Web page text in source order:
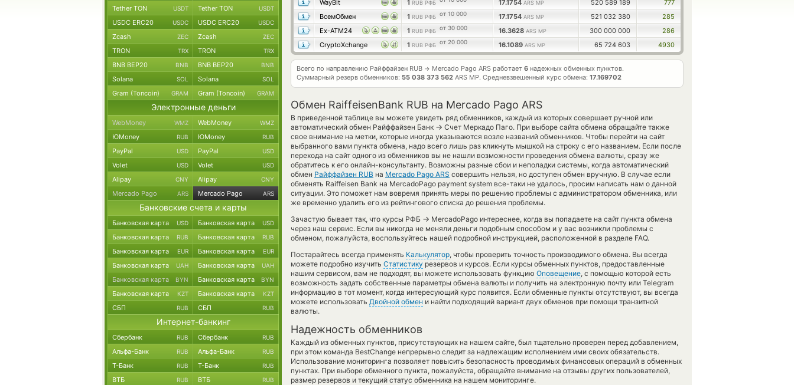
WayBit
1 RUB РФБ 17.1754 ARS MP 520 589 189
777
ВсемОбмен
1 RUB РФБ от 10 000 17.1754 ARS MP 521 032 380
285
Ex-ATM24
1 RUB РФБ от 30 000 16.3628 ARS MP 300 000 000
286
CryptoXchange
1 RUB РФБ от 20 000 16.1089 ARS MP 65 724 603 4930
Всего по направлению Райффайзен RUB → Mercado Pago ARS работает 6 надежных обменных пунктов.
Суммарный резерв обменников: 55 038 373 562 ARS MP. Средневзвешенный курс обмена: 17.169702
Обмен RaiffeisenBank RUB на Mercado Pago ARS
В приведенной таблице вы можете увидеть ряд обменников, каждый из которых совершает ручной или
автоматический обмен Райффайзен Банк → Счет Меркадо Паго. При выборе сайта обмена обращайте также
свое внимание на метки, которые иногда указываются возле названий обменников. Чтобы перейти на сайт
выбранного вами пункта обмена, надо всего лишь раз кликнуть мышкой на строку с его названием. Если после
перехода на сайт одного из обменников вы не нашли возможности проведения обмена валюты, сразу же
обратитесь к его онлайн-консультанту. Возможны разные сбои и неполадки системы, когда автоматический
обмен Райффайзен RUB на Mercado Pago ARS совершить нельзя, но доступен обмен вручную. В случае если
обменять Raiffeisen Bank на MercadoPago payment system все-таки не удалось, просим написать нам о данной
ситуации. Это поможет нам вовремя принять меры по решению проблемы с администратором обменника, или
же временно удалить его из рейтингового списка до решения проблемы.
Зачастую бывает так, что курсы РФБ → MercadoPago интереснее, когда вы попадаете на сайт пункта обмена
через наш сервис. Если вы никогда не меняли деньги подобным способом и у вас возникли проблемы с
обменом, пожалуйста, воспользуйтесь нашей подробной инструкцией, расположенной в разделе FAQ.
Постарайтесь всегда применять Калькулятор, чтобы проверить точность производимого обмена. Вы всегда
можете подробно изучить Статистику резервов и курсов. Если курсы обменных пунктов, предоставленные
нашим сервисом, вам не подходят, вы можете использовать функцию Оповещение, с помощью которой есть
возможность задать собственные параметры обмена валюты и получить на электронную почту или Telegram
информацию в тот момент, когда интересующий курс появится. Если обменные пункты отсутствуют, вы всегда
можете использовать Двойной обмен и найти подходящий вариант двух обменов при помощи транзитной
валюты.
Надежность обменников
Каждый из обменных пунктов, присутствующих на нашем сайте, был тщательно проверен перед добавлением,
при этом команда BestChange непрерывно следит за надлежащим исполнением ими своих обязательств.
Использование мониторинга позволяет повысить безопасность проводимых финансовых операций в обменных
пунктах. При выборе обменного пункта, пожалуйста, обращайте внимание на отзывы других пользователей,
размер резервов и текущий статус обменника на нашем мониторинге.
Tether TON USDT Tether TON USDT
USDC ERC20 USDC USDC ERC20 USDC
Zcash ZEC Zcash ZEC
TRON TRX TRON TRX
BNB BEP20 BNB BNB BEP20 BNB
Solana SOL Solana SOL
Gram (Toncoin) GRAM Gram (Toncoin) GRAM
Электронные деньги
WebMoney WMZ WebMoney WMZ
ЮMoney RUB ЮMoney RUB
PayPal USD PayPal USD
Volet USD Volet USD
Alipay CNY Alipay CNY
Mercado Pago ARS Mercado Pago ARS
Банковские счета и карты
Банковская карта USD Банковская карта USD
Банковская карта RUB Банковская карта RUB
Банковская карта EUR Банковская карта EUR
Банковская карта UAH Банковская карта UAH
Банковская карта BYN Банковская карта BYN
Банковская карта KZT Банковская карта KZT
СБП RUB СБП RUB
Интернет-банкинг
Сбербанк RUB Сбербанк RUB
Альфа-Банк RUB Альфа-Банк RUB
Т-Банк RUB Т-Банк RUB
ВТБ RUB ВТБ RUB